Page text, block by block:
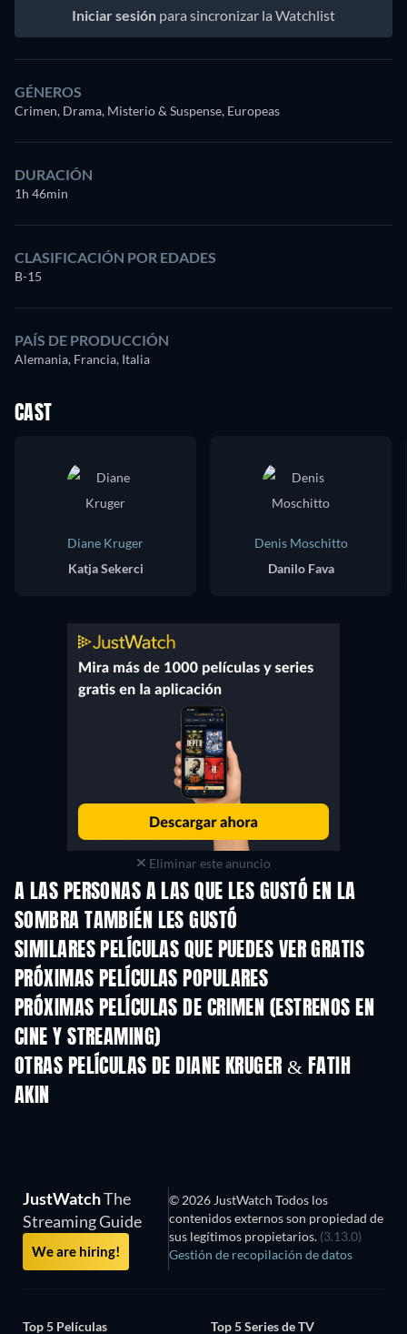
Iniciar sesión para sincronizar la Watchlist
GÉNEROS
Crimen, Drama, Misterio & Suspense, Europeas
DURACIÓN
1h 46min
CLASIFICACIÓN POR EDADES
B-15
PAÍS DE PRODUCCIÓN
Alemania, Francia, Italia
CAST
Diane Kruger
Katja Sekerci
Denis Moschitto
Danilo Fava
Eliminar este anuncio
A LAS PERSONAS A LAS QUE LES GUSTÓ EN LA
SOMBRA TAMBIÉN LES GUSTÓ
SIMILARES PELÍCULAS QUE PUEDES VER GRATIS
PRÓXIMAS PELÍCULAS POPULARES
PRÓXIMAS PELÍCULAS DE CRIMEN (ESTRENOS EN
CINE Y STREAMING)
OTRAS PELÍCULAS DE DIANE KRUGER & FATIH
AKIN
JustWatchThe
Streaming Guide
We are hiring!
© 2026 JustWatch Todos los
contenidos externos son propiedad de
sus legítimos propietarios. (3.13.0)
Gestión de recopilación de datos
Top 5 Películas
Top 5 Series de TV